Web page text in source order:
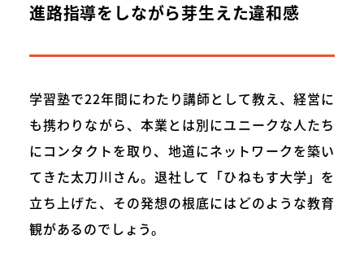
進路指導をしながら芽生えた違和感
学習塾で22年間にわたり講師として教え、経営に
も携わりながら、本業とは別にユニークな人たち
にコンタクトを取り、地道にネットワークを築い
てきた太刀川さん。退社して「ひねもす大学」を
立ち上げた、その発想の根底にはどのような教育
観があるのでしょう。